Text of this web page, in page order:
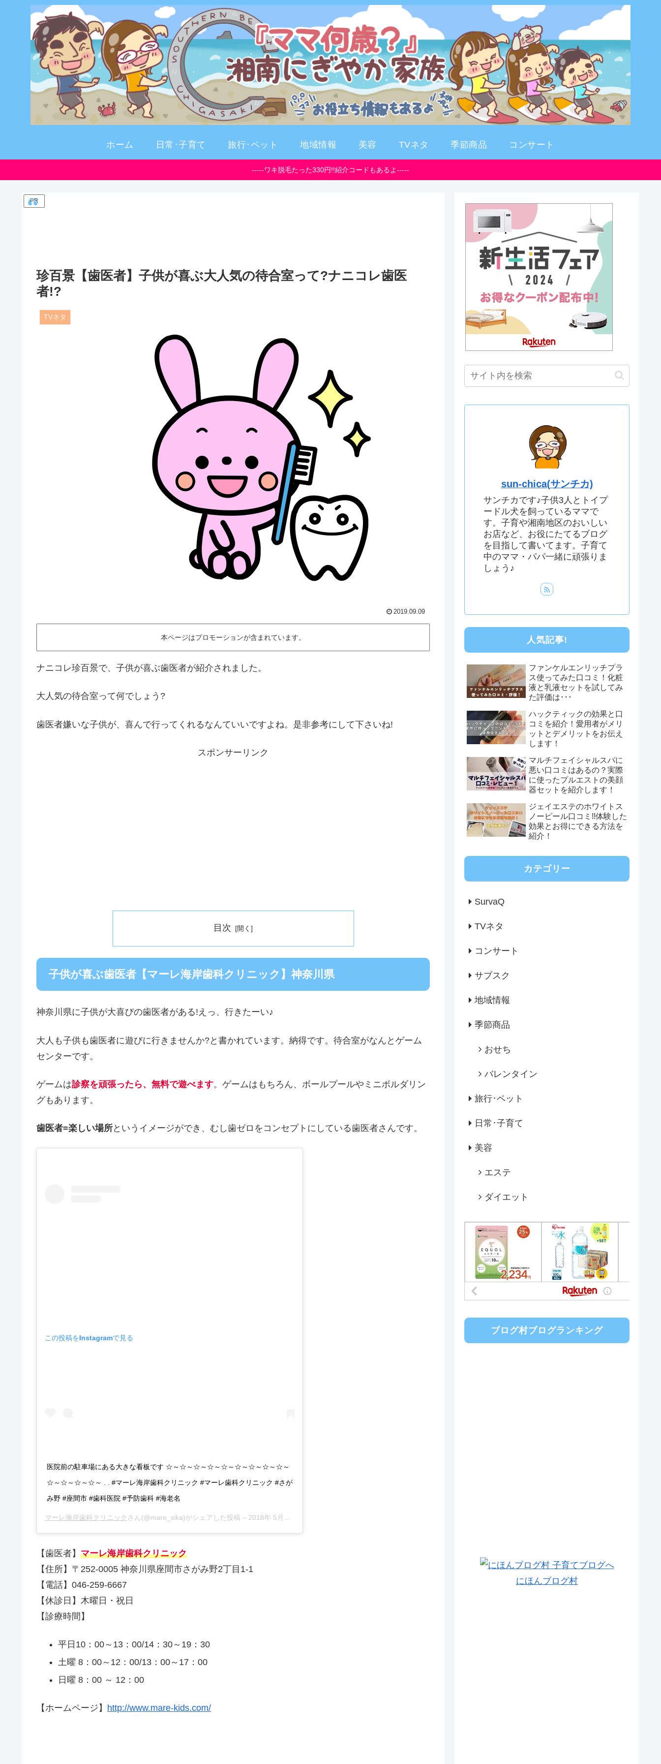
ホーム 日常･子育て 旅行･ペット 地域情報 美容 TVネタ 季節商品 コンサート
-----ワキ脱毛たった330円!!紹介コードもあるよ-----
PR
珍百景【歯医者】子供が喜ぶ大人気の待合室って?ナニコレ歯医
者!?
TVネタ
2019.09.09
本ページはプロモーションが含まれています。
ナニコレ珍百景で、子供が喜ぶ歯医者が紹介されました。
大人気の待合室って何でしょう?
歯医者嫌いな子供が、喜んで行ってくれるなんていいですよね。是非参考にして下さいね!
スポンサーリンク
目次
子供が喜ぶ歯医者【マーレ海岸歯科クリニック】神奈川県
神奈川県に子供が大喜びの歯医者がある!えっ、行きたーい♪
大人も子供も歯医者に遊びに行きませんか?と書かれています。納得です。待合室がなんとゲーム
センターです。
ゲームは診察を頑張ったら、無料で遊べます。ゲームはもちろん、ボールプールやミニボルダリン
グもあります。
歯医者=楽しい場所というイメージができ、むし歯ゼロをコンセプトにしている歯医者さんです。
この投稿をInstagramで見る
医院前の駐車場にある大きな看板です ☆～☆～☆～☆～☆～☆～☆～☆～☆～
☆～☆～☆～☆～ . . #マーレ海岸歯科クリニック #マーレ歯科クリニック #さが
み野 #座間市 #歯科医院 #予防歯科 #海老名
マーレ海岸歯科クリニック さん(@mare_sika)がシェアした投稿 – 2018年 5月月4日午前5時55分PDT
【歯医者】 マーレ海岸歯科クリニック
【住所】〒252-0005 神奈川県座間市さがみ野2丁目1-1
【電話】046-259-6667
【休診日】木曜日・祝日
【診療時間】
平日10：00～13：00/14：30～19：30
土曜 8：00～12：00/13：00～17：00
日曜 8：00 ～ 12：00
【ホームページ】 http://www.mare-kids.com/
sun-chica(サンチカ)
サンチカです♪子供3人とトイプ
ードル犬を飼っているママで
す。子育や湘南地区のおいしい
お店など、お役にたてるブログ
を目指して書いてます。子育て
中のママ・パパ一緒に頑張りま
しょう♪
人気記事!
ファンケルエンリッチプラ
ス使ってみた口コミ！化粧
液と乳液セットを試してみ
た評価は･･･
ハックティックの効果と口
コミを紹介！愛用者がメリ
ットとデメリットをお伝え
します！
マルチフェイシャルスパに
悪い口コミはあるの？実際
に使ったプルエストの美顔
器セットを紹介します！
ジェイエステのホワイトス
ノーピール口コミ!!体験した
効果とお得にできる方法を
紹介！
カテゴリー
SurvaQ
TVネタ
コンサート
サブスク
地域情報
季節商品
おせち
バレンタイン
旅行･ペット
日常･子育て
美容
エステ
ダイエット
ブログ村ブログランキング
にほんブログ村